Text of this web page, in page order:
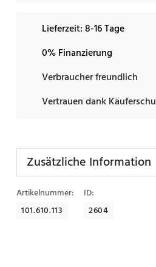
Lieferzeit:8-16 Tage
0% Finanzierung
Verbraucher freundlich
Vertrauen dank
Zusätzliche Information
Artikelnummer:
101.610.113
ID:
2604